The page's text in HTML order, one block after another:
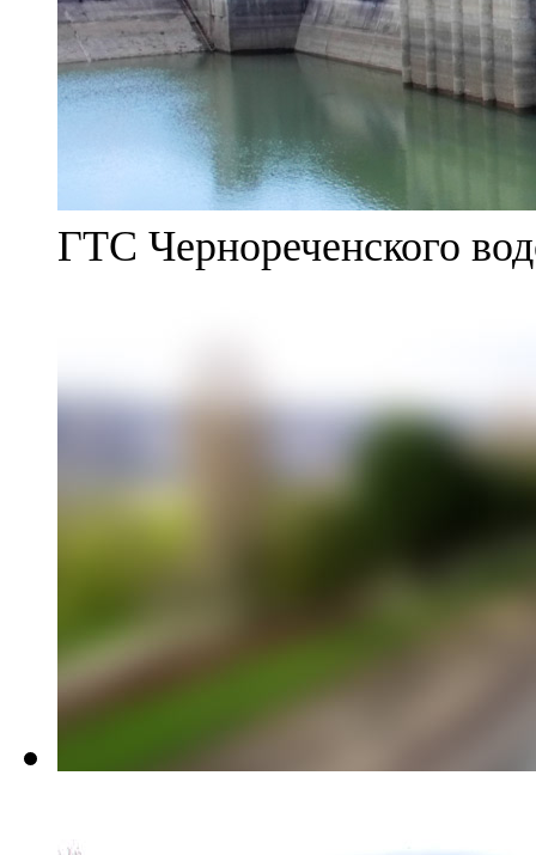
ГТС Чернореченского